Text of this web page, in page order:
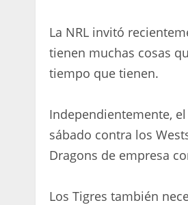
La NRL invitó
tienen muchas cosas
tiempo que tienen.
Independientemente,
sábado contra los
Dragons de empresa
Los Tigres también